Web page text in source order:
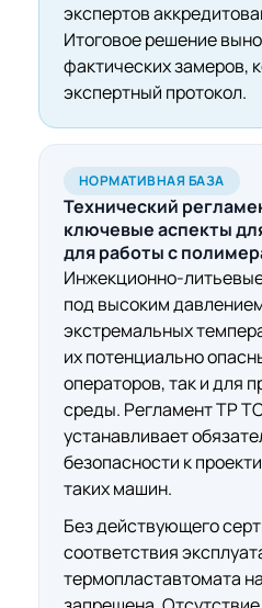
экспертов
Итоговое решение
фактических замеров,
экспертный протокол.
НОРМАТИВНАЯ БАЗА
Технический
ключевые аспекты
для работы с
Инжекционно-
под высоким
экстремальных
их потенциально
операторов, так и для
среды. Регламент ТР
устанавливает
безопасности к
таких машин.
Без действующего
соответствия
термопластавтомата